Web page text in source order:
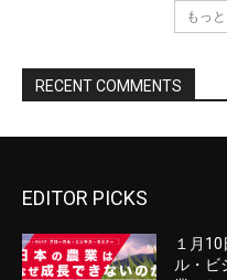
EDITOR PICKS
１月
ル・ビ